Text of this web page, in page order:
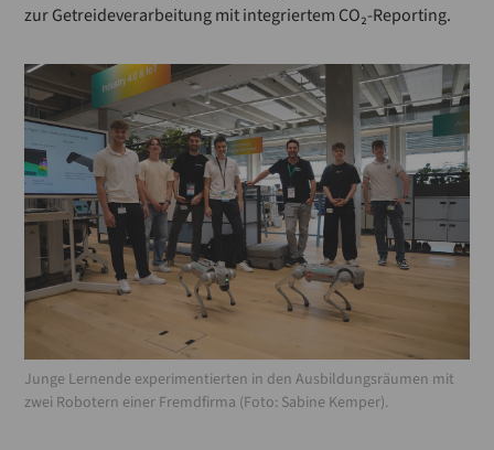
zur Getreideverarbeitung mit integriertem CO₂-Reporting.
Junge Lernende experimentierten in den Ausbildungsräumen mit
zwei Robotern einer Fremdfirma (Foto: Sabine Kemper).